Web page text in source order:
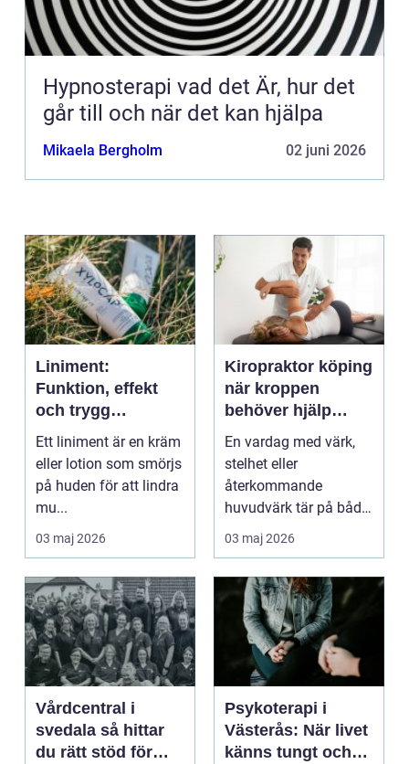
Hypnosterapi vad det Är, hur det
går till och när det kan hjälpa
Mikaela Bergholm 02 juni 2026
Liniment:
Funktion, effekt
och trygg
användning
Ett liniment är en kräm
eller lotion som smörjs
på huden för att lindra
mu...
03 maj 2026
Kiropraktor köping
när kroppen
behöver hjälp
tillbaka
En vardag med värk,
stelhet eller
återkommande
huvudvärk tär på både
ork och humör. Många
går länge ...
03 maj 2026
Vårdcentral i
svedala så hittar
du rätt stöd för
Psykoterapi i
Västerås: När livet
känns tungt och